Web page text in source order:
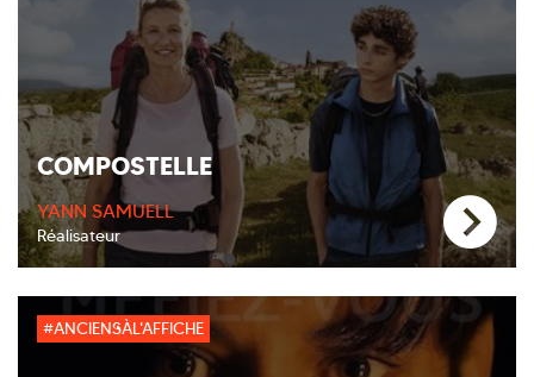
COMPOSTELLE
YANN SAMUELL
Réalisateur
#ANCIENSÀL'AFFICHE